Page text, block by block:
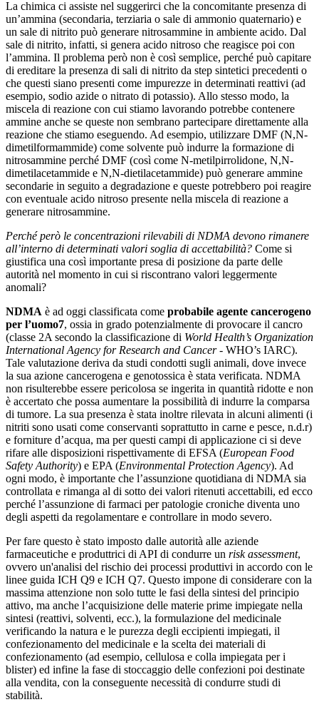
La chimica ci assiste nel suggerirci che la concomitante presenza di
un’ammina (secondaria, terziaria o sale di ammonio quaternario) e
un sale di nitrito può generare nitrosammine in ambiente acido. Dal
sale di nitrito, infatti, si genera acido nitroso che reagisce poi con
l’ammina. Il problema però non è così semplice, perché può capitare
di ereditare la presenza di sali di nitrito da step sintetici precedenti o
che questi siano presenti come impurezze in determinati reattivi (ad
esempio, sodio azide o nitrato di potassio). Allo stesso modo, la
miscela di reazione con cui stiamo lavorando potrebbe contenere
ammine anche se queste non sembrano partecipare direttamente alla
reazione che stiamo eseguendo. Ad esempio, utilizzare DMF (N,N-
dimetilformammide) come solvente può indurre la formazione di
nitrosammine perché DMF (così come N-metilpirrolidone, N,N-
dimetilacetammide e N,N-dietilacetammide) può generare ammine
secondarie in seguito a degradazione e queste potrebbero poi reagire
con eventuale acido nitroso presente nella miscela di reazione a
generare nitrosammine.
Perché però le concentrazioni rilevabili di NDMA devono rimanere
all’interno di determinati valori soglia di accettabilità? Come si
giustifica una così importante presa di posizione da parte delle
autorità nel momento in cui si riscontrano valori leggermente
anomali?
NDMA è ad oggi classificata come probabile agente cancerogeno
per l’uomo7, ossia in grado potenzialmente di provocare il cancro
(classe 2A secondo la classificazione di World Health’s Organization
International Agency for Research and Cancer- WHO’s IARC).
Tale valutazione deriva da studi condotti sugli animali, dove invece
la sua azione cancerogena e genotossica è stata verificata. NDMA
non risulterebbe essere pericolosa se ingerita in quantità ridotte e non
è accertato che possa aumentare la possibilità di indurre la comparsa
di tumore. La sua presenza è stata inoltre rilevata in alcuni alimenti (i
nitriti sono usati come conservanti soprattutto in carne e pesce, n.d.r)
e forniture d’acqua, ma per questi campi di applicazione ci si deve
rifare alle disposizioni rispettivamente di EFSA (European Food
Safety Authority) e EPA (Environmental Protection Agency). Ad
ogni modo, è importante che l’assunzione quotidiana di NDMA sia
controllata e rimanga al di sotto dei valori ritenuti accettabili, ed ecco
perché l’assunzione di farmaci per patologie croniche diventa uno
degli aspetti da regolamentare e controllare in modo severo.
Per fare questo è stato imposto dalle autorità alle aziende
farmaceutiche e produttrici di API di condurre un risk assessment,
ovvero un'analisi del rischio dei processi produttivi in accordo con le
linee guida ICH Q9 e ICH Q7. Questo impone di considerare con la
massima attenzione non solo tutte le fasi della sintesi del principio
attivo, ma anche l’acquisizione delle materie prime impiegate nella
sintesi (reattivi, solventi, ecc.), la formulazione del medicinale
verificando la natura e le purezza degli eccipienti impiegati, il
confezionamento del medicinale e la scelta dei materiali di
confezionamento (ad esempio, cellulosa e colla impiegata per i
blister) ed infine la fase di stoccaggio delle confezioni poi destinate
alla vendita, con la conseguente necessità di condurre studi di
stabilità.